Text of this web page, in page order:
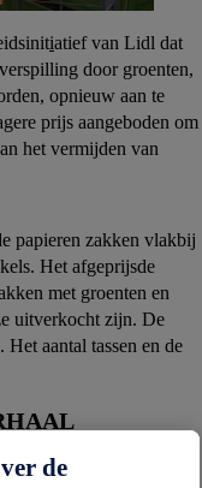
iatief van Lidl dat
door groenten,
opnieuw aan te
prijs aangeboden om
het vermijden van
papieren zakken vlakbij
Het afgeprijsde
met groenten en
uitverkocht zijn. De
aantal tassen en de
de